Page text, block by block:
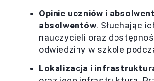
Opinie uczniów i
absolwentów. Słuchając
nauczycieli oraz
odwiedziny w szkole
Lokalizacja i